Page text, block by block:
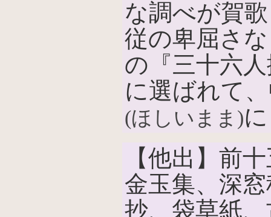
な調べが賀
従の卑屈さ
の『三十六
に選ばれて
(ほしいまま)
【他出】前
金玉集、深
抄、袋草紙